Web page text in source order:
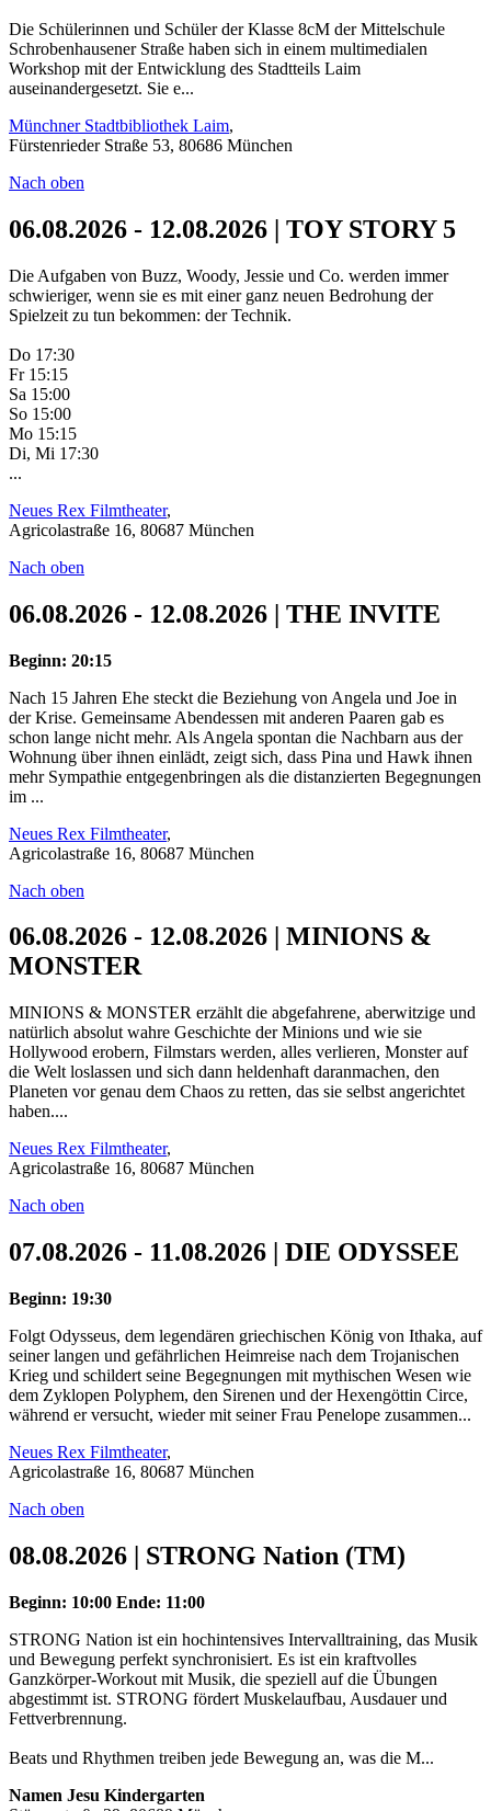
Die Schülerinnen und Schüler der Klasse 8cM der Mittelschule
Schrobenhausener Straße haben sich in einem multimedialen
Workshop mit der Entwicklung des Stadtteils Laim
auseinandergesetzt. Sie e...
Münchner Stadtbibliothek Laim,
Fürstenrieder Straße 53, 80686 München
Nach oben
06.08.2026 - 12.08.2026 | TOY STORY 5
Die Aufgaben von Buzz, Woody, Jessie und Co. werden immer
schwieriger, wenn sie es mit einer ganz neuen Bedrohung der
Spielzeit zu tun bekommen: der Technik.
Do 17:30
Fr 15:15
Sa 15:00
So 15:00
Mo 15:15
Di, Mi 17:30
...
Neues Rex Filmtheater,
Agricolastraße 16, 80687 München
Nach oben
06.08.2026 - 12.08.2026 | THE INVITE
Beginn: 20:15
Nach 15 Jahren Ehe steckt die Beziehung von Angela und Joe in
der Krise. Gemeinsame Abendessen mit anderen Paaren gab es
schon lange nicht mehr. Als Angela spontan die Nachbarn aus der
Wohnung über ihnen einlädt, zeigt sich, dass Pina und Hawk ihnen
mehr Sympathie entgegenbringen als die distanzierten Begegnungen
im ...
Neues Rex Filmtheater,
Agricolastraße 16, 80687 München
Nach oben
06.08.2026 - 12.08.2026 | MINIONS &
MONSTER
MINIONS & MONSTER erzählt die abgefahrene, aberwitzige und
natürlich absolut wahre Geschichte der Minions und wie sie
Hollywood erobern, Filmstars werden, alles verlieren, Monster auf
die Welt loslassen und sich dann heldenhaft daranmachen, den
Planeten vor genau dem Chaos zu retten, das sie selbst angerichtet
haben....
Neues Rex Filmtheater,
Agricolastraße 16, 80687 München
Nach oben
07.08.2026 - 11.08.2026 | DIE ODYSSEE
Beginn: 19:30
Folgt Odysseus, dem legendären griechischen König von Ithaka, auf
seiner langen und gefährlichen Heimreise nach dem Trojanischen
Krieg und schildert seine Begegnungen mit mythischen Wesen wie
dem Zyklopen Polyphem, den Sirenen und der Hexengöttin Circe,
während er versucht, wieder mit seiner Frau Penelope zusammen...
Neues Rex Filmtheater,
Agricolastraße 16, 80687 München
Nach oben
08.08.2026 | STRONG Nation (TM)
Beginn: 10:00 Ende: 11:00
STRONG Nation ist ein hochintensives Intervalltraining, das Musik
und Bewegung perfekt synchronisiert. Es ist ein kraftvolles
Ganzkörper-Workout mit Musik, die speziell auf die Übungen
abgestimmt ist. STRONG fördert Muskelaufbau, Ausdauer und
Fettverbrennung.
Beats und Rhythmen treiben jede Bewegung an, was die M...
Namen Jesu Kindergarten